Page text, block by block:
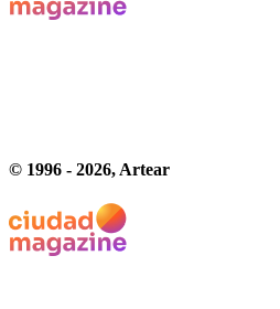
© 1996 - 2026, Artear